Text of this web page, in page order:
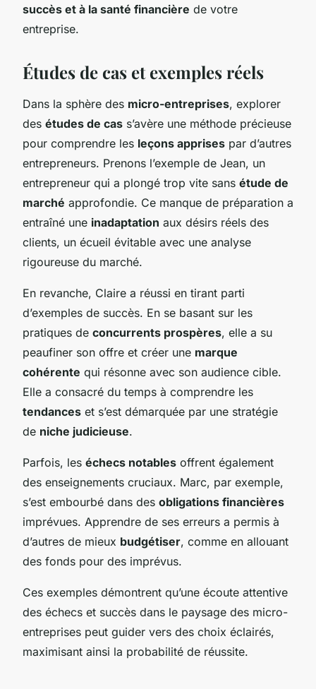
succès et à la santé financière de votre
entreprise.
Études de cas et exemples réels
Dans la sphère des micro-entreprises, explorer
des études de cas s’avère une méthode précieuse
pour comprendre les leçons apprises par d’autres
entrepreneurs. Prenons l’exemple de Jean, un
entrepreneur qui a plongé trop vite sans étude de
marché approfondie. Ce manque de préparation a
entraîné une inadaptation aux désirs réels des
clients, un écueil évitable avec une analyse
rigoureuse du marché.
En revanche, Claire a réussi en tirant parti
d’exemples de succès. En se basant sur les
pratiques de concurrents prospères, elle a su
peaufiner son offre et créer une marque
cohérente qui résonne avec son audience cible.
Elle a consacré du temps à comprendre les
tendances et s’est démarquée par une stratégie
de niche judicieuse.
Parfois, les échecs notables offrent également
des enseignements cruciaux. Marc, par exemple,
s’est embourbé dans des obligations financières
imprévues. Apprendre de ses erreurs a permis à
d’autres de mieux budgétiser, comme en allouant
des fonds pour des imprévus.
Ces exemples démontrent qu’une écoute attentive
des échecs et succès dans le paysage des micro-
entreprises peut guider vers des choix éclairés,
maximisant ainsi la probabilité de réussite.